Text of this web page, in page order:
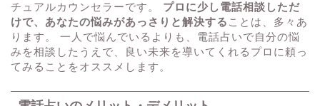
チュアルカウンセラーです。 プロに少し電話相談しただ
けで、あなたの悩みがあっさりと解決する ことは、多々あ
ります。 一人で悩んでいるよりも、電話占いで自分の悩
みを相談したうえで、良い未来を導いてくれるプロに頼っ
てみることをオススメします。